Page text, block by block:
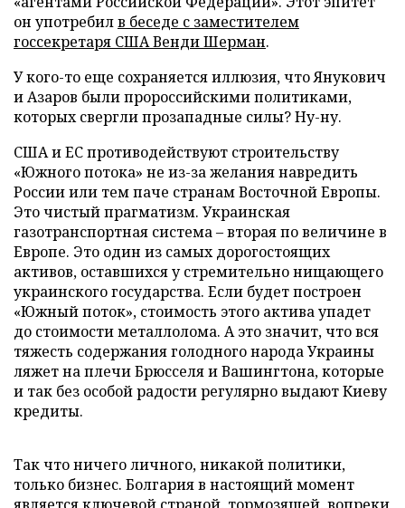
он употребилв беседе с заместителем
госсекретаря США Венди Шерман.
У кого-то еще сохраняется иллюзия, что Янукович
и Азаров были пророссийскими политиками,
которых свергли прозападные силы? Ну-ну.
США и ЕС противодействуют строительству
«Южного потока» не из-за желания навредить
России или тем паче странам Восточной Европы.
Это чистый прагматизм. Украинская
газотранспортная система – вторая по величине в
Европе. Это один из самых дорогостоящих
активов, оставшихся у стремительно нищающего
украинского государства. Если будет построен
«Южный поток», стоимость этого актива упадет
до стоимости металлолома. А это значит, что вся
тяжесть содержания голодного народа Украины
ляжет на плечи Брюсселя и Вашингтона, которые
и так без особой радости регулярно выдают Киеву
кредиты.
Так что ничего личного, никакой политики,
только бизнес. Болгария в настоящий момент